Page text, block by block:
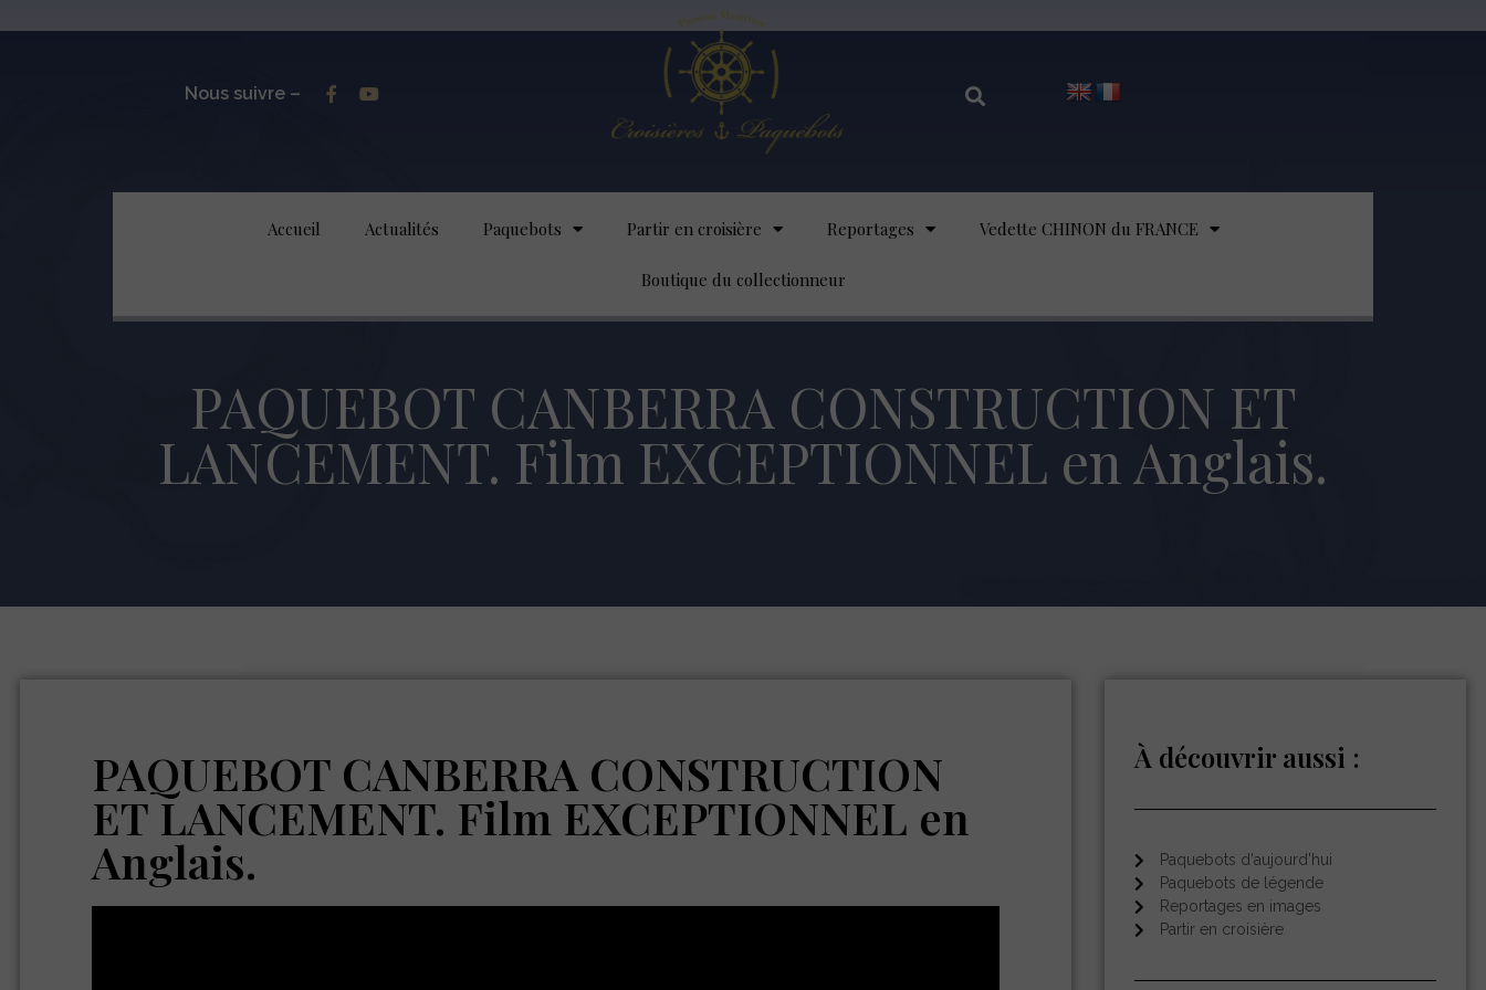
Nous suivre –
Accueil Actualités Paquebots Partir en croisière Reportages Vedette CHINON du FRANCE
Boutique du collectionneur
PAQUEBOT CANBERRA CONSTRUCTION ET
LANCEMENT. Film EXCEPTIONNEL en Anglais.
PAQUEBOT CANBERRA CONSTRUCTION
ET LANCEMENT. Film EXCEPTIONNEL en
Anglais.
À découvrir aussi :
Paquebots d'aujourd'hui
Paquebots de légende
Reportages en images
Partir en croisière